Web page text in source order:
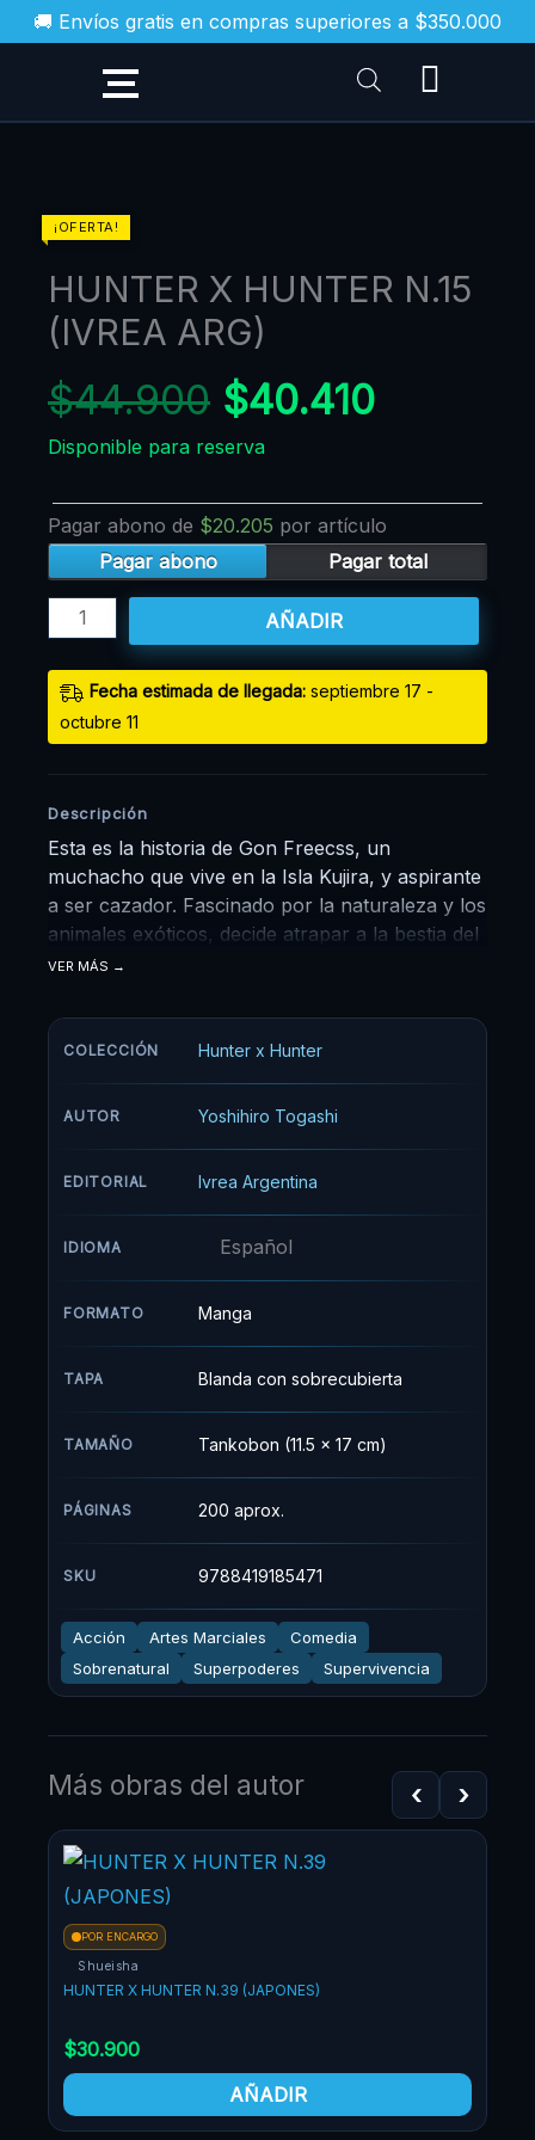
🚚 Envíos gratis en compras superiores a $350.000
al
¡OFERTA!
HUNTER X HUNTER N.15
(IVREA ARG)
$44.900
original
era:
$44.900.
$40.410
actual
Disponible para reserva
Pagar abono de $20.205 por artículo
Pagar abono
Pagar total
HUNTER
X
HUNTER
N.15
(IVREA
ARG)
cantidad
AÑADIR
Fecha estimada de llegada: septiembre 17 -
octubre 11
Descripción
Esta es la historia de Gon Freecss, un
muchacho que vive en la Isla Kujira, y aspirante
a ser cazador. Fascinado por la naturaleza y los
animales exóticos, decide atrapar a la bestia del
pantano de su isla para que Mito, su tía, le
no conoce a sus padres, ellos dejaron a Gon al
cuidado de Mito y su abuela desde que era
emprende la travesía por mar y tierra para
lograr su sueño: ser un hunter.
VER MÁS
COLECCIÓN Hunter x Hunter
AUTOR Yoshihiro Togashi
EDITORIAL Ivrea Argentina
IDIOMA Español
FORMATO Manga
TAPA Blanda con sobrecubierta
TAMAÑO Tankobon (11.5 x 17 cm)
PÁGINAS 200 aprox.
SKU 9788419185471
Acción Artes Marciales
Comedia
Sobrenatural
Superpoderes Supervivencia
Más obras del autor ‹ ›
POR ENCARGO
Shueisha
HUNTER X HUNTER N.39 (JAPONES)
$30.900
AÑADIR